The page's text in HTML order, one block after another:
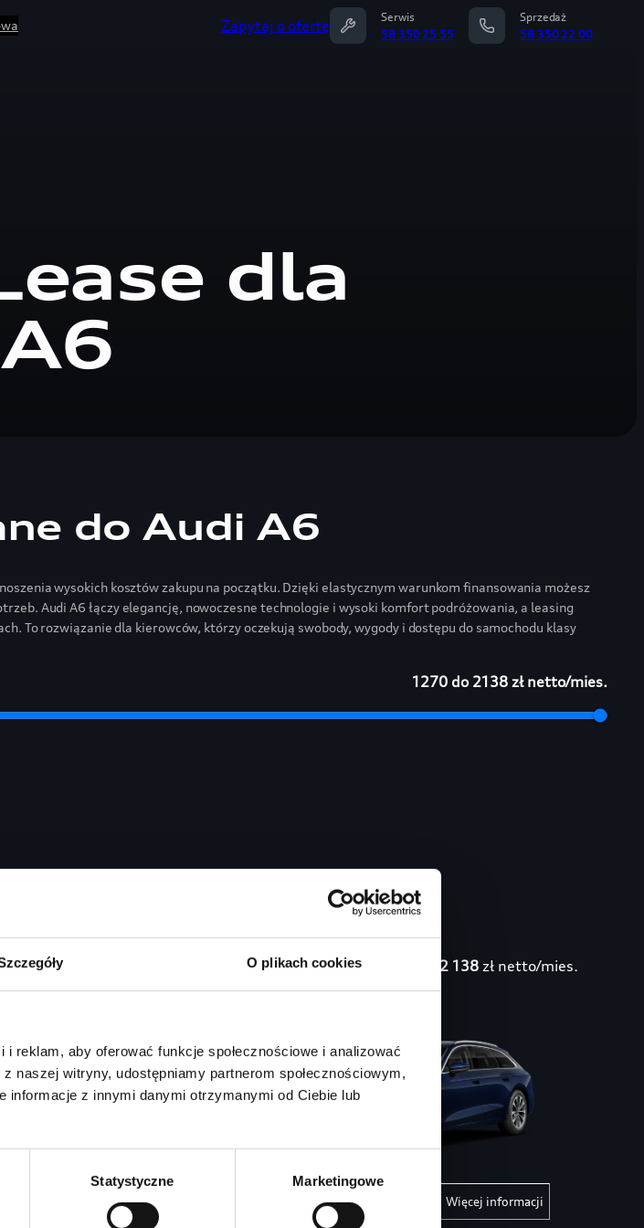
O plikach cookies
reklam, aby oferować funkcje społecznościowe i analizować
naszej witryny, udostępniamy partnerom społecznościowym,
informacje z innymi danymi otrzymanymi od Ciebie lub
Statystyczne Marketingowe
Zapytaj o ofertę
Serwis
58 350 25 55
Sprzedaż
58 350 22 00
dla
do Audi A6
wysokich kosztów zakupu na początku. Dzięki elastycznym warunkom finansowania możesz
Audi A6 łączy elegancję, nowoczesne technologie i wysoki komfort podróżowania, a leasing
To rozwiązanie dla kierowców, którzy oczekują swobody, wygody i dostępu do samochodu klasy
1270do 2138 zł netto/mies.
1 948
Więcej informacji
Audi Perfect
Lease – A6
2 138 zł netto/mies.
Zapytaj o ofertę
Więcej informacji